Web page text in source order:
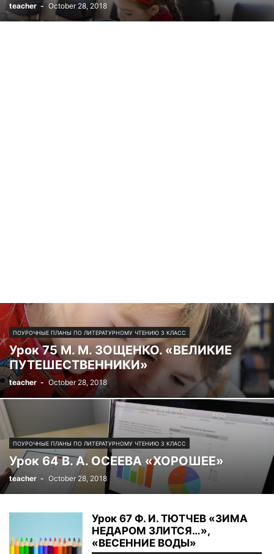
ПОУРОЧНЫЕ ПЛАНЫ ПО РУССКОЙ ЛИТЕРАТУРЕ 7 КЛАСС КАЗАХСТАН
ПОУРОЧНЫЕ ПЛАНЫ ПО РУССКОЙ ЛИТЕРАТУРЕ 8 КЛАСС
teacher - October 28, 2018
ПОУРОЧНЫЕ ПЛАНЫ ПО ЛИТЕРАТУРНОМУ ЧТЕНИЮ 3 КЛАСС
Урок 75 М. М. ЗОЩЕНКО. «ВЕЛИКИЕ
ПУТЕШЕСТВЕННИКИ»
teacher - October 28, 2018
ПОУРОЧНЫЕ ПЛАНЫ ПО ЛИТЕРАТУРНОМУ ЧТЕНИЮ 3 КЛАСС
Урок 64 В. А. ОСЕЕВА «ХОРОШЕЕ»
teacher - October 28, 2018
Урок 67 Ф. И. ТЮТЧЕВ «ЗИМА
НЕДАРОМ ЗЛИТСЯ…»,
«ВЕСЕННИЕ ВОДЫ»